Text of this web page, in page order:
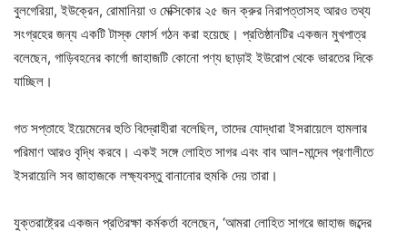
বুলগেরিয়া, ইউক্রেন, রোমানিয়া ও মেক্সিকোর ২৫ জন ক্রুর নিরাপত্তাসহ আরও তথ্য
সংগ্রহের জন্য একটি টাস্ক ফোর্স গঠন করা হয়েছে। প্রতিষ্ঠানটির একজন মুখপাত্র
বলেছেন, গাড়িবহনের কার্গো জাহাজটি কোনো পণ্য ছাড়াই ইউরোপ থেকে ভারতের দিকে
যাচ্ছিল।
গত সপ্তাহে ইয়েমেনের হুতি বিদ্রোহীরা বলেছিল, তাদের যোদ্ধারা ইসরায়েলে হামলার
পরিমাণ আরও বৃদ্ধি করবে। একই সঙ্গে লোহিত সাগর এবং বাব আল-মান্দেব প্রণালীতে
ইসরায়েলি সব জাহাজকে লক্ষ্যবস্তু বানানোর হুমকি দেয় তারা।
যুক্তরাষ্ট্রের একজন প্রতিরক্ষা কর্মকর্তা বলেছেন, ‘আমরা লোহিত সাগরে জাহাজ জব্দের